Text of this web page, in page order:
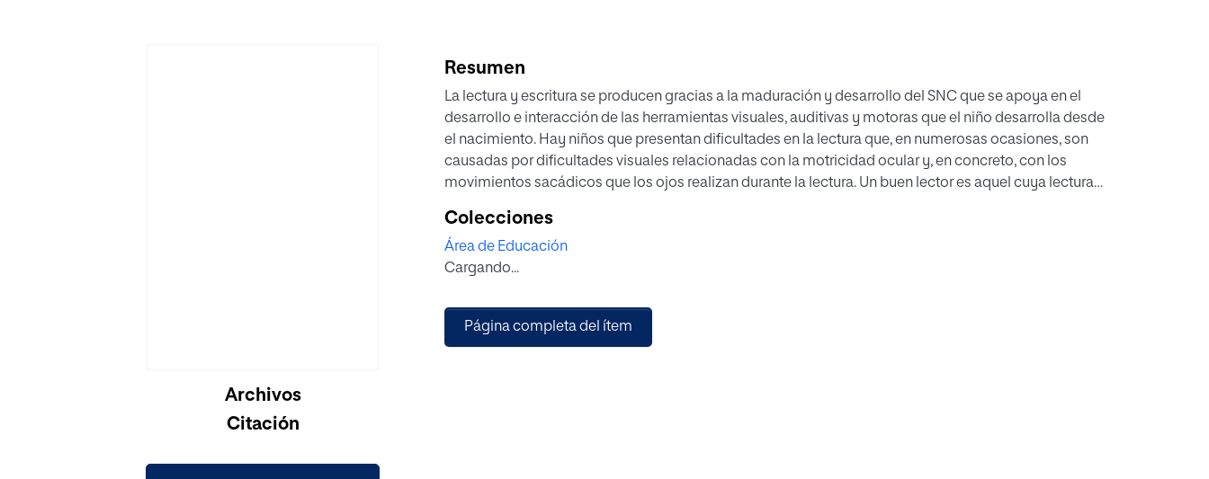
Archivos
Citación
Resumen
La lectura y escritura se producen gracias a la maduración y desarrollo del SNC que se apoya en el
desarrollo e interacción de las herramientas visuales, auditivas y motoras que el niño desarrolla desde
el nacimiento. Hay niños que presentan dificultades en la lectura que, en numerosas ocasiones, son
causadas por dificultades visuales relacionadas con la motricidad ocular y, en concreto, con los
movimientos sacádicos que los ojos realizan durante la lectura. Un buen lector es aquel cuya lectura
trabajo se estudia la relación entre los resultados (en tiempo) en el test King-Devick, que evalúa los
movimientos sacádicos, y la velocidad y comprensión lectora en un grupo de escolares de 1º y 2º de
Educación Primaria separados en dos grupos, buenos y malos lectores. Los resultados indican que no
los malos lectores pero si con la comprensión lectora de los buenos lectores. No existe correlación en
los resultados (en tiempo) en el test King-Devick y la velocidad lectora de los buenos lectores pero si
Colecciones
Área de Educación
Cargando...
Página completa del ítem